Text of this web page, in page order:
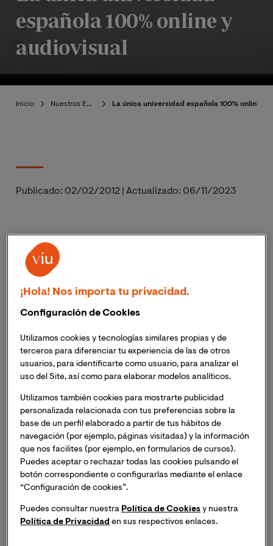
española 100% online y
audiovisual
Inicio Nuestros Expertos La única universidad española 100% online y
Publicado: 02/02/2012 Actualizado: 06/11/2023
La Universidad Internacional Valenciana (VIU)
editado un nuevo vídeo promocional ante el nuevo
curso académico donde se promociona como la única
universidad online
, audiovisual e interactiva en su
traducción simultánea de las clases hasta veinte
idiomas diferentes y que pueden seguirse a través de un
PC, un iPad o un iPhone.
“La universidad del siglo XXI, sin barreras físicas ni
idiomáticas”, así se define. La VIU, a diferencia del resto
de universidadesonline, dispone de un sistema de
videoconferencias para la docencia, que entre otras
utilidades, podrá ofrecer a los alumnos de esta
universidad las mejores clases magistrales impartidas
en directo desde cualquier lugar del mundo y que
distintos idiomas. Esta nueva herramienta supone un
¡Hola! Nos importa tu privacidad.
Configuración de Cookies
Utilizamos cookies y tecnologías similares propias y de
terceros para diferenciar tu experiencia de las de otros
usuarios, para identificarte como usuario, para analizar el
uso del Site, así como para elaborar modelos analíticos.
Utilizamos también cookies para mostrarte publicidad
personalizada relacionada con tus preferencias sobre la
base de un perfil elaborado a partir de tus hábitos de
navegación (por ejemplo, páginas visitadas) y la información
que nos facilites (por ejemplo, en formularios de cursos).
Puedes aceptar o rechazar todas las cookies pulsando el
botón correspondiente o configurarlas mediante el enlace
“Configuración de cookies”.
Puedes consultar nuestra Política de Cookies y nuestra
Política de Privacidad en sus respectivos enlaces.